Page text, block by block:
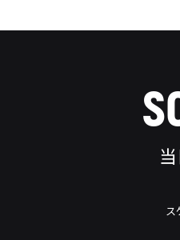
ス